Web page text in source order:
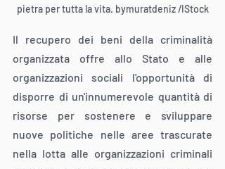
pietra per tutta la vita. bymuratdeniz /IStock
Il recupero dei beni della criminalità
organizzata offre allo Stato e alle
organizzazioni sociali l'opportunità di
disporre di un'innumerevole quantità di
risorse per sostenere e sviluppare
nuove politiche nelle aree trascurate
nella lotta alle organizzazioni criminali